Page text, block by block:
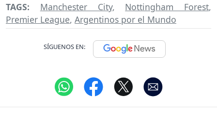
TAGS: Manchester City, Nottingham Forest,
Premier League, Argentinos por el Mundo
SÍGUENOS EN: